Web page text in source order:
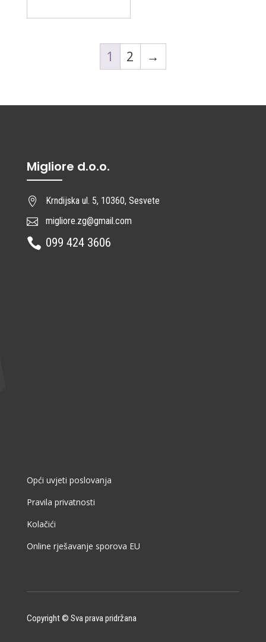
1 2 →
Migliore d.o.o.

Krndijska ul. 5, 10360, Sesvete

migliore.zg@gmail.com
 099 424 3606
Opći uvjeti poslovanja
Pravila privatnosti
Kolačići
Online rješavanje sporova EU
Copyright © Sva prava pridržana